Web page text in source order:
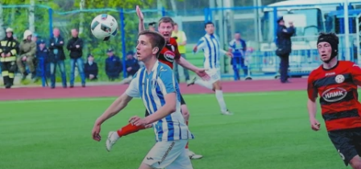
Культура
Недвижимость и ЖКХ
Образование
Общество
Погода
Праздники
Происшествия